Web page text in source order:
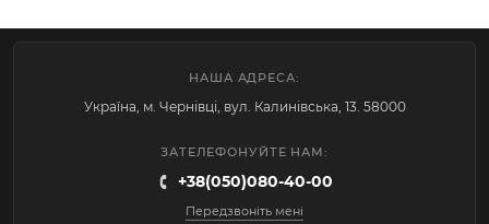
НАША АДРЕСА:
Україна, м. Чернівці, вул. Калинівська, 13. 58000
ЗАТЕЛЕФОНУЙТЕ НАМ:
+38(050)080-40-00
Передзвоніть мені